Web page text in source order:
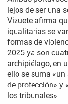
lejos de ser una
Vizuete afirma
igualitarias se
formas de
2025 ya son
archipiélago, en
ello se suma «un
de protección» y
los tribunales»